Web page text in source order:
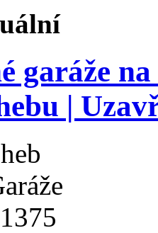
garáže
|